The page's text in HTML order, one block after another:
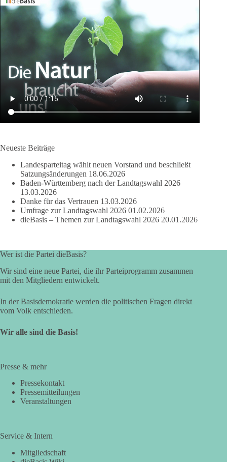
Neueste Beiträge
Landesparteitag wählt neuen Vorstand und beschließt
Satzungsänderungen 18.06.2026
Baden-Württemberg nach der Landtagswahl 2026
13.03.2026
Danke für das Vertrauen 13.03.2026
Umfrage zur Landtagswahl 2026 01.02.2026
dieBasis – Themen zur Landtagswahl 2026 20.01.2026
Wer ist die Partei dieBasis?
Wir sind eine neue Partei, die ihr Parteiprogramm zusammen
mit den Mitgliedern entwickelt.
In der Basisdemokratie werden die politischen Fragen direkt
vom Volk entschieden.
Wir alle sind die Basis!
Presse & mehr
Pressekontakt
Pressemitteilungen
Veranstaltungen
Service & Intern
Mitgliedschaft